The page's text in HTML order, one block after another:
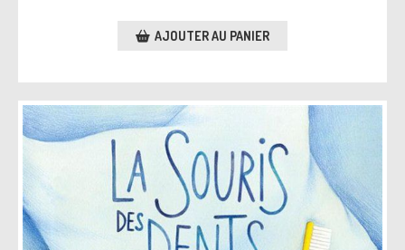
AJOUTER AU PANIER